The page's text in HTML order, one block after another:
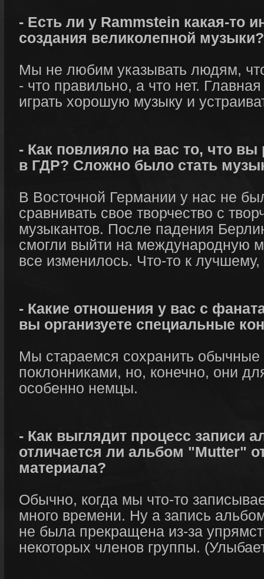
- Есть ли у Rammstein какая-то
создания великолепной музыки?
Мы не любим указывать людям,
- что правильно, а что нет.
играть хорошую музыку и
- Как повлияло на вас то, что
в ГДР? Сложно было стать
В Восточной Германии у нас не
сравнивать свое творчество с
музыкантов. После падения
смогли выйти на международную
все изменилось. Что-то к
- Какие отношения у вас с
вы организуете специальные
Мы стараемся сохранить
поклонниками, но, конечно, они
особенно немцы.
- Как выглядит процесс записи
отличается ли альбом "Mutter"
материала?
Обычно, когда мы что-то
много времени. Ну а запись
не была прекращена из-за
некоторых членов группы.